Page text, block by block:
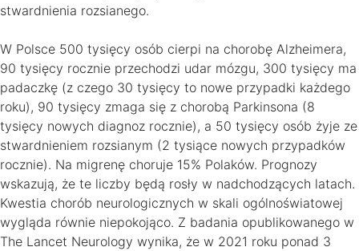
stwardnienia rozsianego.
W Polsce 500 tysięcy osób cierpi na chorobę Alzheimera,
90 tysięcy rocznie przechodzi udar mózgu, 300 tysięcy ma
padaczkę (z czego 30 tysięcy to nowe przypadki każdego
roku), 90 tysięcy zmaga się z chorobą Parkinsona (8
tysięcy nowych diagnoz rocznie), a 50 tysięcy osób żyje ze
stwardnieniem rozsianym (2 tysiące nowych przypadków
rocznie). Na migrenę choruje 15% Polaków. Prognozy
wskazują, że te liczby będą rosły w nadchodzących latach.
Kwestia chorób neurologicznych w skali ogólnoświatowej
wygląda równie niepokojąco. Z badania opublikowanego w
The Lancet Neurology wynika, że w 2021 roku ponad 3